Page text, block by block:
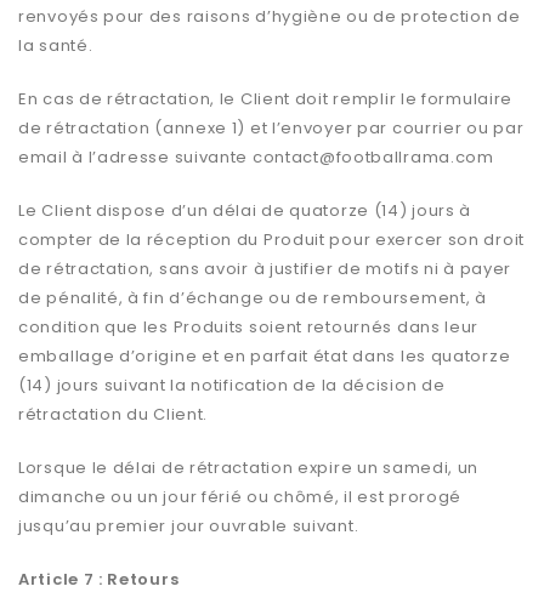
renvoyés pour des raisons d’hygiène ou de protection de
la santé.
En cas de rétractation, le Client doit remplir le formulaire
de rétractation (annexe 1) et l’envoyer par courrier ou par
email à l’adresse suivante contact@footballrama.com
Le Client dispose d’un délai de quatorze (14) jours à
compter de la réception du Produit pour exercer son droit
de rétractation, sans avoir à justifier de motifs ni à payer
de pénalité, à fin d’échange ou de remboursement, à
condition que les Produits soient retournés dans leur
emballage d’origine et en parfait état dans les quatorze
(14) jours suivant la notification de la décision de
rétractation du Client.
Lorsque le délai de rétractation expire un samedi, un
dimanche ou un jour férié ou chômé, il est prorogé
jusqu’au premier jour ouvrable suivant.
Article 7 : Retours